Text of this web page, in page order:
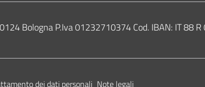
Bologna P.Iva 01232710374 Cod. IBAN: IT 88
dei dati personali Note legali